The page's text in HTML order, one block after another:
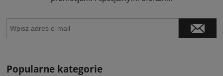
Popularne kategorie